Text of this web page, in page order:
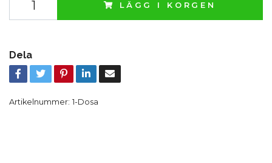
LÄGG I KORGEN
Dela
Artikelnummer: 1-Dosa